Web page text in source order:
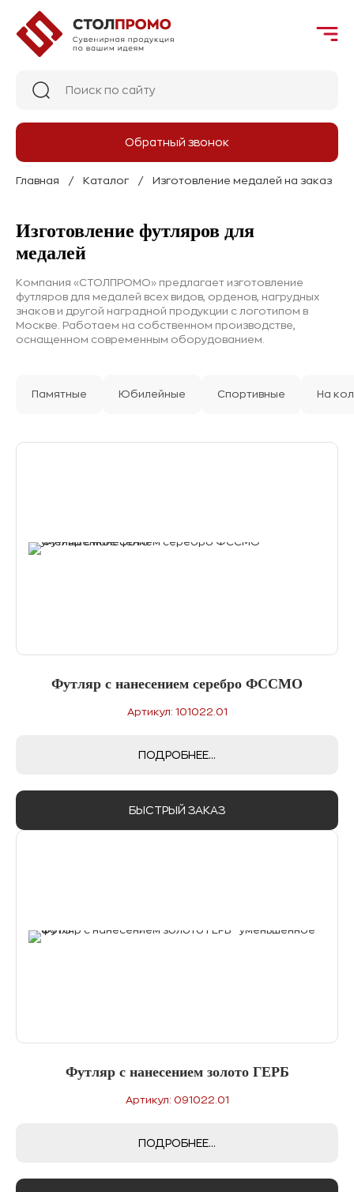
Обратный звонок
Главная Каталог Изготовление медалей на заказ
Изготовление футляров для
медалей
Компания «СТОЛПРОМО» предлагает изготовление
футляров для медалей всех видов, орденов, нагрудных
знаков и другой наградной продукции с логотипом в
Москве. Работаем на собственном производстве,
оснащенном современным оборудованием.
Памятные Юбилейные Спортивные На
Футляр с нанесением серебро ФССМО
Артикул: 101022.01
ПОДРОБНЕЕ...
БЫСТРЫЙ ЗАКАЗ
Футляр с нанесением золото ГЕРБ
Артикул: 091022.01
ПОДРОБНЕЕ...